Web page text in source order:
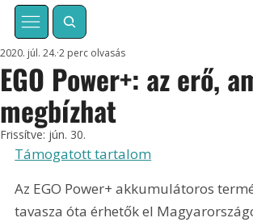
EGO Power+: az erő,
megbízhat
2020. júl. 24. 2 perc olvasás
Frissítve: jún. 30.
Támogatott tartalom
Az EGO Power+ akkumulátoros
tavasza óta érhetők el